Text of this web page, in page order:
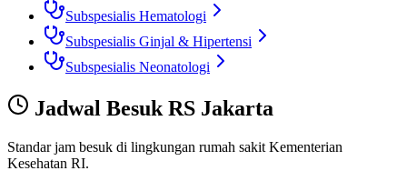
Subspesialis Hematologi
Subspesialis Ginjal & Hipertensi
Subspesialis Neonatologi
Jadwal Besuk RS Jakarta
Standar jam besuk di lingkungan rumah sakit Kementerian
Kesehatan RI.